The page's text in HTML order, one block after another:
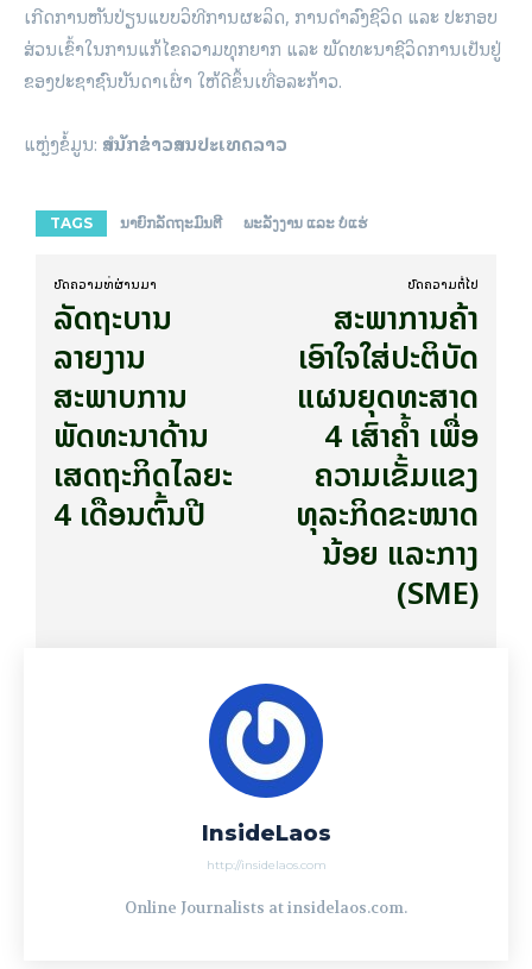
ເກີດການຫັນປ່ຽນແບບວິທີການຜະລິດ, ການດຳລົງຊີວິດ ແລະ ປະກອບ
ສ່ວນເຂົ້າໃນການແກ້ໄຂຄວາມທຸກຍາກ ແລະ ພັດທະນາຊີວິດການເປັນຢູ່
ຂອງປະຊາຊົນບັນດາເຜົ່າ ໃຫ້ດີຂຶ້ນເທື່ອລະກ້າວ.
ແຫຼ່ງຂໍ້ມູນ: ສຳນັກຂ່າວສານປະເທດລາວ
TAGS ນາຍົກລັດຖະມົນຕີ ພະລັງງານ ແລະ ບໍ່ແຮ່
ບົດ​ຄວາມ​ທີ່​ຜ່ານ​ມາ
ລັດຖະບານ
ລາຍງານ
ສະພາບການ
ພັດທະນາດ້ານ
ເສດຖະກິດໄລຍະ
4 ເດືອນຕົ້ນປີ
ບົດ​ຄວາມ​ຕໍ່​ໄປ
ສະພາການຄ້າ
ເອົາໃຈໃສ່ປະຕິບັດ
ແຜນຍຸດທະສາດ
4 ເສົາຄ້ຳ ເພື່ອ
ຄວາມເຂັ້ມແຂງ
ທຸລະກິດຂະໜາດ
ນ້ອຍ ແລະກາງ
(SME)
InsideLaos
http://insidelaos.com
Online Journalists at insidelaos.com.